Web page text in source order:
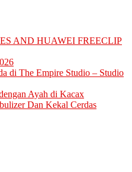
AND HUAWEI FREECLIP
di The Empire Studio – Studio
Ayah di Kacax
Dan Kekal Cerdas